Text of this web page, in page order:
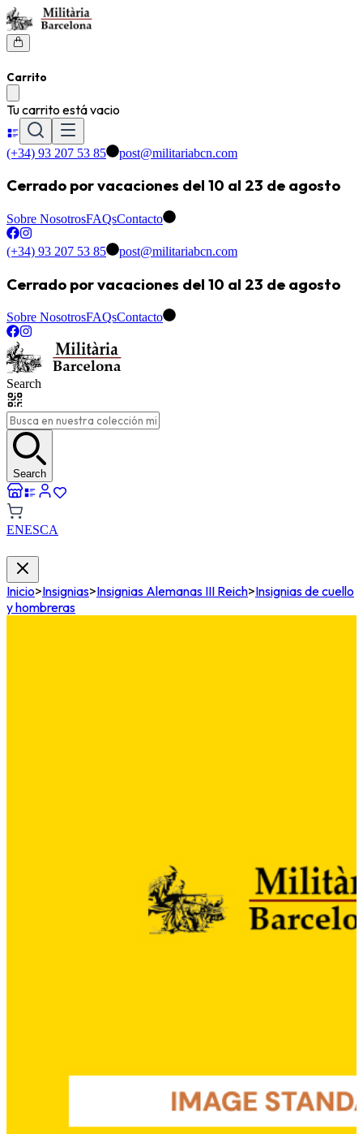
Carrito
Tu carrito está vacio
(+34) 93 207 53 85 post@militariabcn.com
Cerrado por vacaciones del 10 al 23 de agosto
Sobre NosotrosFAQsContacto
(+34) 93 207 53 85 post@militariabcn.com
Cerrado por vacaciones del 10 al 23 de agosto
Sobre NosotrosFAQsContacto
Search
Search
ENESCA
Inicio>Insignias>Insignias Alemanas III Reich>Insignias de cuello
y hombreras